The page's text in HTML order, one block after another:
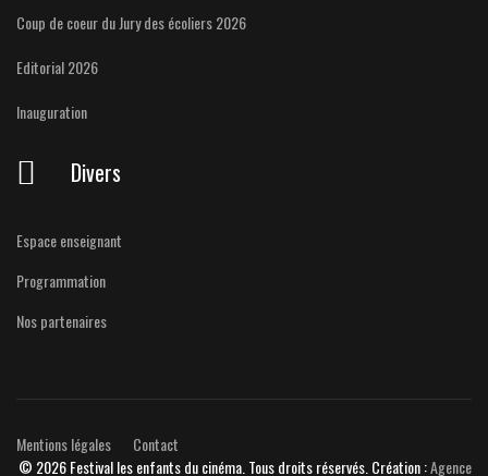
Coup de coeur du Jury des écoliers 2026
Editorial 2026
Inauguration
Divers
Espace enseignant
Programmation
Nos partenaires
Mentions légales
Contact
© 2026 Festival les enfants du cinéma. Tous droits réservés. Création :Agence